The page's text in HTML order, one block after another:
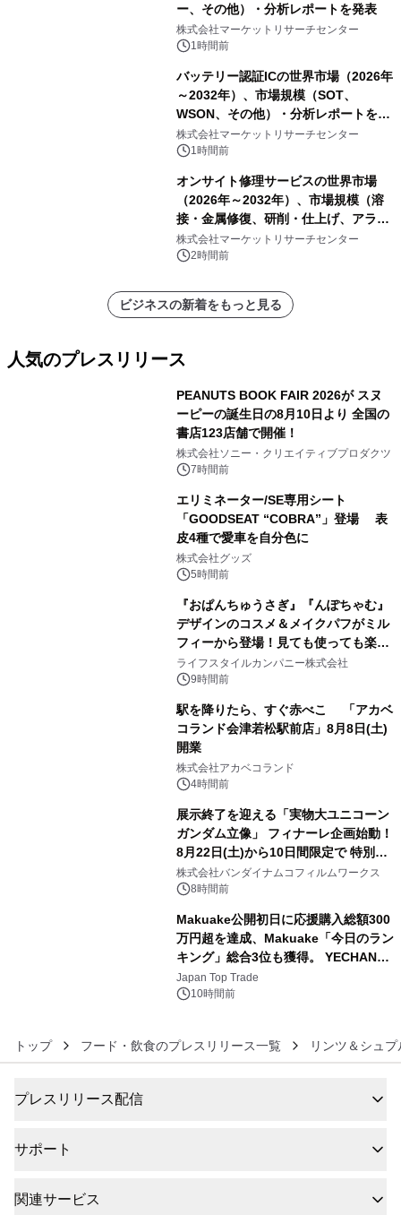
ー、その他）・分析レポートを発表
株式会社マーケットリサーチセンター
1時間前
バッテリー認証ICの世界市場（2026年
～2032年）、市場規模（SOT、
WSON、その他）・分析レポートを発
表
株式会社マーケットリサーチセンター
1時間前
オンサイト修理サービスの世界市場
（2026年～2032年）、市場規模（溶
接・金属修復、研削・仕上げ、アライ
メント、その他）・分析レポートを発
表
株式会社マーケットリサーチセンター
2時間前
ビジネスの新着をもっと見る
人気のプレスリリース
PEANUTS BOOK FAIR 2026が スヌ
ーピーの誕生日の8月10日より 全国の
書店123店舗で開催！
株式会社ソニー・クリエイティブプロダクツ
7時間前
エリミネーター/SE専用シート
「GOODSEAT “COBRA”」登場 表
皮4種で愛車を自分色に
株式会社グッズ
5時間前
『おぱんちゅうさぎ』『んぽちゃむ』
デザインのコスメ＆メイクパフがミル
フィーから登場！見ても使っても楽し
い、ポップでキュートなコレクショ
ン。
ライフスタイルカンパニー株式会社
9時間前
駅を降りたら、すぐ赤べこ 「アカベ
コランド会津若松駅前店」8月8日(土)
開業
株式会社アカベコランド
4時間前
展示終了を迎える「実物大ユニコーン
ガンダム立像」 フィナーレ企画始動！
8月22日(土)から10日間限定で 特別映
像『UNICORN GUNDAM Statue ―
BEYOND POSSIBILITY ―』を上映！
株式会社バンダイナムコフィルムワークス
8時間前
Makuake公開初日に応援購入総額300
万円超を達成、Makuake「今日のラン
キング」総合3位も獲得。 YECHAN音
浴シンギングボウル第2弾の大型サイ
ズ（XL・2XL・3XL）を先行販売中
Japan Top Trade
10時間前
トップ フード・飲食のプレスリリース一覧 リンツ＆シュ
プレスリリース配信
サポート
関連サービス